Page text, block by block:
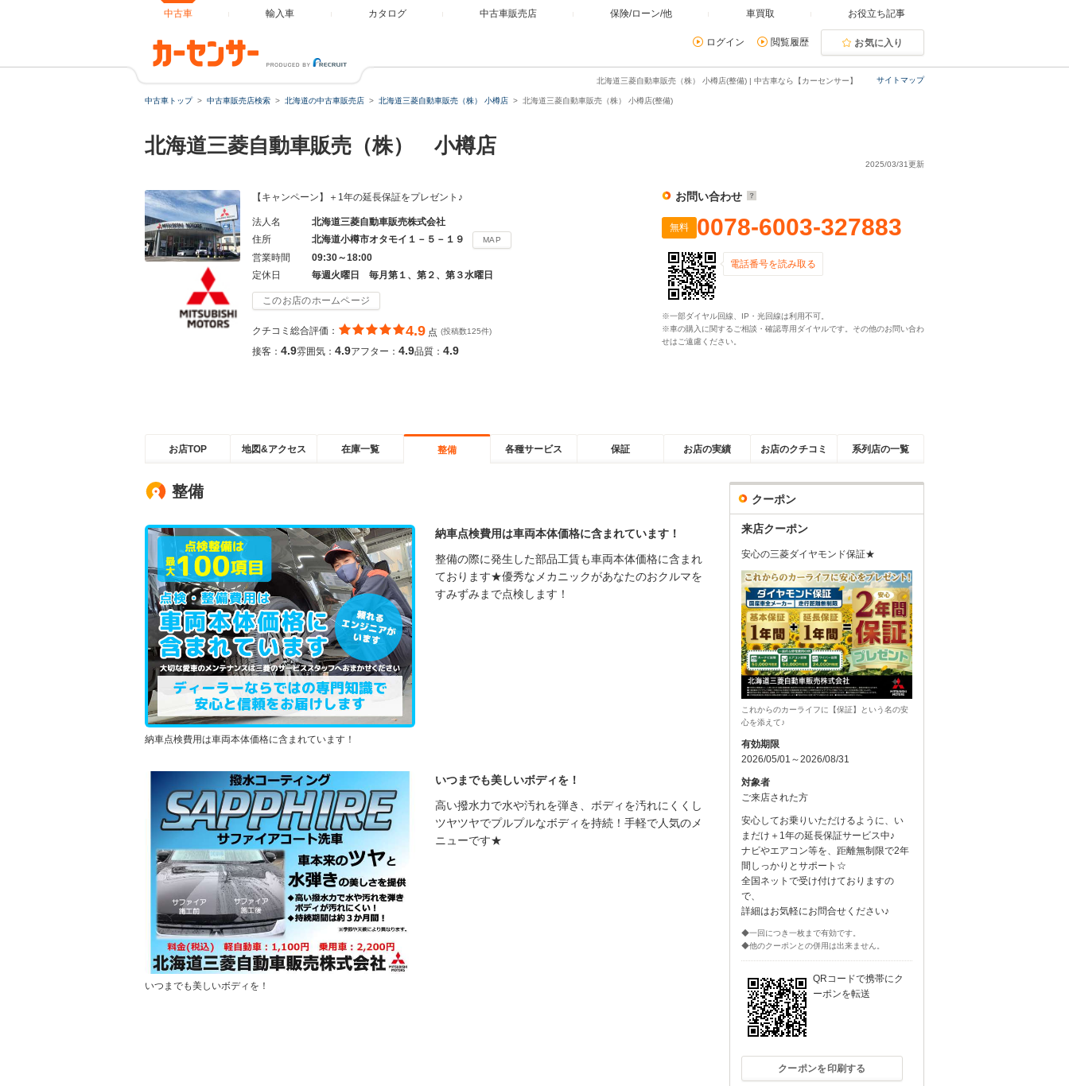
中古車 輸入車 カタログ 中古車販売店 保険/ローン/他 車買取 お役立ち記事
ログイン 閲覧履歴 お気に入り
サイトマップ
北海道三菱自動車販売（株） 小樽店(整備) | 中古車なら【カーセンサー】
中古車トップ 中古車販売店検索 北海道の中古車販売店 北海道三菱自動車販売（株） 小樽店 北海道三菱自動車販売（株） 小樽店(整備)
北海道三菱自動車販売（株） 小樽店
2025/03/31更新
【キャンペーン】＋1年の延長保証をプレゼント♪
法人名
北海道三菱自動車販売株式会社
住所
北海道小樽市オタモイ１－５－１９ MAP
営業時間
09:30～18:00
定休日
毎週火曜日 毎月第１、第２、第３水曜日
このお店のホームページ
クチコミ総合評価： 4.9 点 (投稿数125件)
接客： 4.9雰囲気： 4.9アフター： 4.9品質： 4.9
お問い合わせ
無料 0078-6003-327883
電話番号を読み取る
※一部ダイヤル回線、IP・光回線は利用不可。
※車の購入に関するご相談・確認専用ダイヤルです。その他のお問い合わ
せはご遠慮ください。
お店TOP 地図&アクセス 在庫一覧 整備 各種サービス 保証 お店の実績 お店のクチコミ 系列店の一覧
整備
納車点検費用は車両本体価格に含まれています！
納車点検費用は車両本体価格に含まれています！
整備の際に発生した部品工賃も車両本体価格に含まれ
ております★優秀なメカニックがあなたのおクルマを
すみずみまで点検します！
いつまでも美しいボディを！
いつまでも美しいボディを！
高い撥水力で水や汚れを弾き、ボディを汚れにくくし
ツヤツヤでプルプルなボディを持続！手軽で人気のメ
ニューです★
クーポン
来店クーポン
安心の三菱ダイヤモンド保証★
これからのカーライフに【保証】という名の安
心を添えて♪
有効期限
2026/05/01～2026/08/31
対象者
ご来店された方
安心してお乗りいただけるように、い
まだけ＋1年の延長保証サービス中♪
ナビやエアコン等を、距離無制限で2年
間しっかりとサポート☆
全国ネットで受け付けておりますの
で、
詳細はお気軽にお問合せください♪
◆一回につき一枚まで有効です。
◆他のクーポンとの併用は出来ません。
QRコードで携帯にク
ーポンを転送
クーポンを印刷する